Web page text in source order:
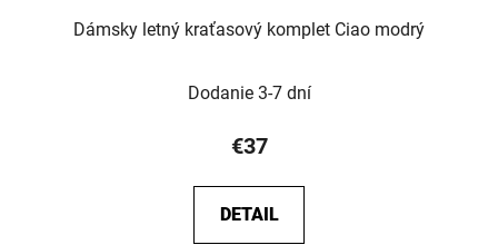
Dámsky letný kraťasový komplet Ciao modrý
Dodanie 3-7 dní
€37
DETAIL